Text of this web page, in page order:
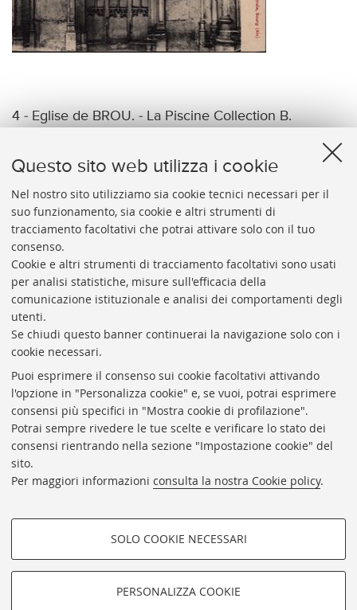
Questo sito web utilizza i cookie
Nel nostro sito utilizziamo sia cookie tecnici necessari per il
suo funzionamento, sia cookie e altri strumenti di
tracciamento facoltativi che potrai attivare solo con il tuo
consenso.
Cookie e altri strumenti di tracciamento facoltativi sono usati
per analisi statistiche, misure sull'efficacia della
comunicazione istituzionale e analisi dei comportamenti degli
utenti.
Se chiudi questo banner continuerai la navigazione solo con i
cookie necessari.
Puoi esprimere il consenso sui cookie facoltativi attivando
l'opzione in "Personalizza cookie" e, se vuoi, potrai esprimere
consensi più specifici in "Mostra cookie di profilazione".
Potrai sempre rivedere le tue scelte e verificare lo stato dei
consensi rientrando nella sezione "Impostazione cookie" del
sito.
Per maggiori informazioni consulta la nostra Cookie policy.
COOKIE DI PROFILAZIONE -
FACOLTATIVI
SOLO COOKIE NECESSARI
PERSONALIZZA COOKIE
4 - Eglise de BROU. - La Piscine Collection B.
UNIVERSITARIA
Presidente: prof. Francesco Citti
Coordinatrice gestionale: Maria Pia Torricelli
Responsabile Amministrativo: Luigia Di Pumpo
Via Zamboni, 33/35 - 40126 Bologna (BO)
Tel. +39 051 2088306 - Fax +39 051 2088385
bub.info@unibo.it
bub.biblioteca@pec.unibo.it
Dove siamo
Orario dei servizi
Helpdesk
Rubrica di Ateneo
Privacy e note legali